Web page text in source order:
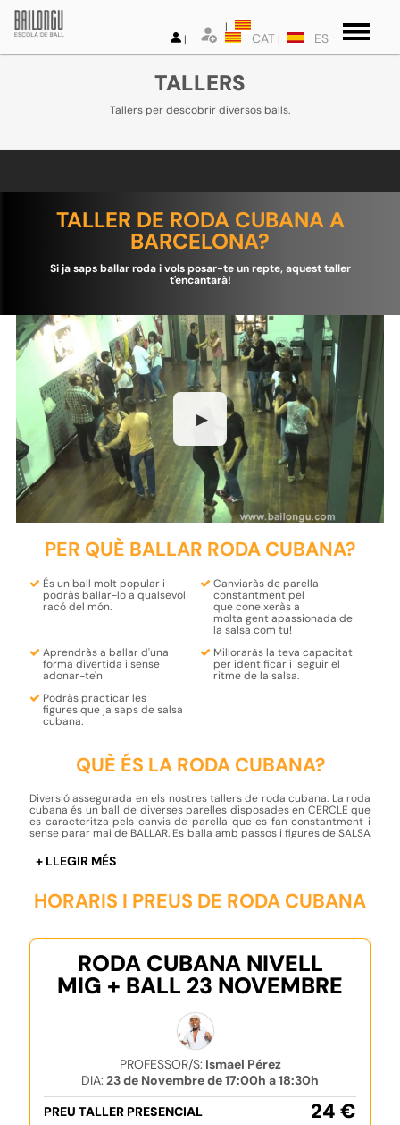
CAT ES
TALLERS
Tallers per descobrir diversos balls.
TALLER DE RODA CUBANA A
BARCELONA?
Si ja saps ballar roda i vols posar-te un repte, aquest taller
t'encantarà!
▶
PER QUÈ BALLAR RODA CUBANA?
És un ball moltpopulari
podràsballar-loa qualsevol
racó del món.
Canviaràs de parella
constantment pel
queconeixeràsa
molta gentapassionada de
la salsa com tu!
Aprendràsa ballar d'una
forma divertida i sense
adonar-te'n
Milloraràs la teva capacitat
per identificar i seguir el
ritmede la salsa.
Podràspracticar les
figuresque ja sapsde salsa
cubana.
QUÈ ÉS LA RODA CUBANA?
Diversió assegurada en els nostres tallers de roda cubana. La roda
cubana és un ball de diverses parelles disposades en CERCLE que
es caracteritza pels canvis de parella que es fan constantment i
sense parar mai de BALLAR. Es balla amb passos i figures de SALSA
Aquestes figures s'identifiquen amb un nom: dame dos, enchufla,
vacílala, toréala, Evelin, etc. En aquest taller portareu la roda a un
HORARIS I PREUS DE RODA CUBANA
RODA CUBANA NIVELL
MIG + BALL 23 NOVEMBRE
PROFESSOR/S: Ismael Pérez
DIA: 23 de Novembre de 17:00h a 18:30h
PREU TALLER PRESENCIAL
24 €